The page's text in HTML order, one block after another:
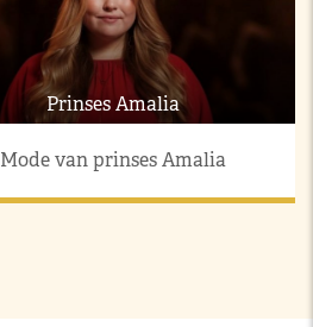
Prinses Amalia
Mode van prinses Amalia